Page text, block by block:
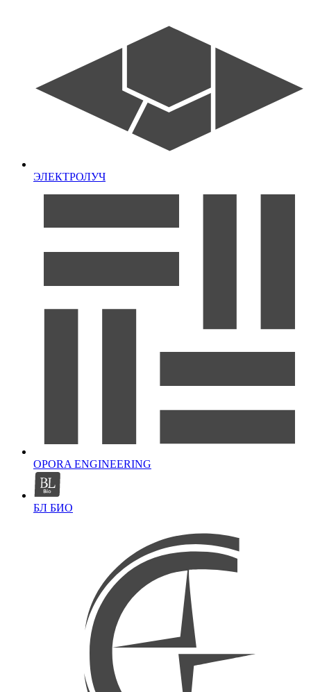
ЭЛЕКТРОЛУЧ
OPORA ENGINEERING
БЛ БИО